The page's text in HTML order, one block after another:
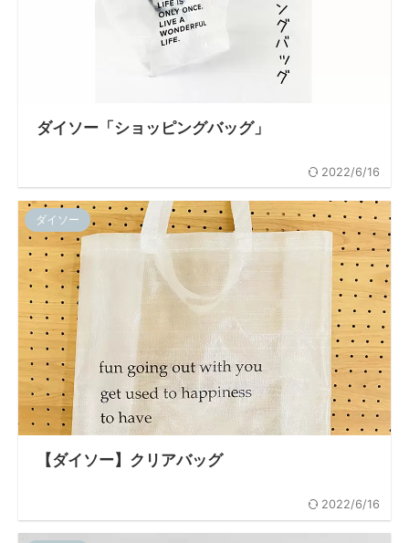
ダイソー「ショッピングバッグ」
2022/6/16
ダイソー
【ダイソー】クリアバッグ
2022/6/16